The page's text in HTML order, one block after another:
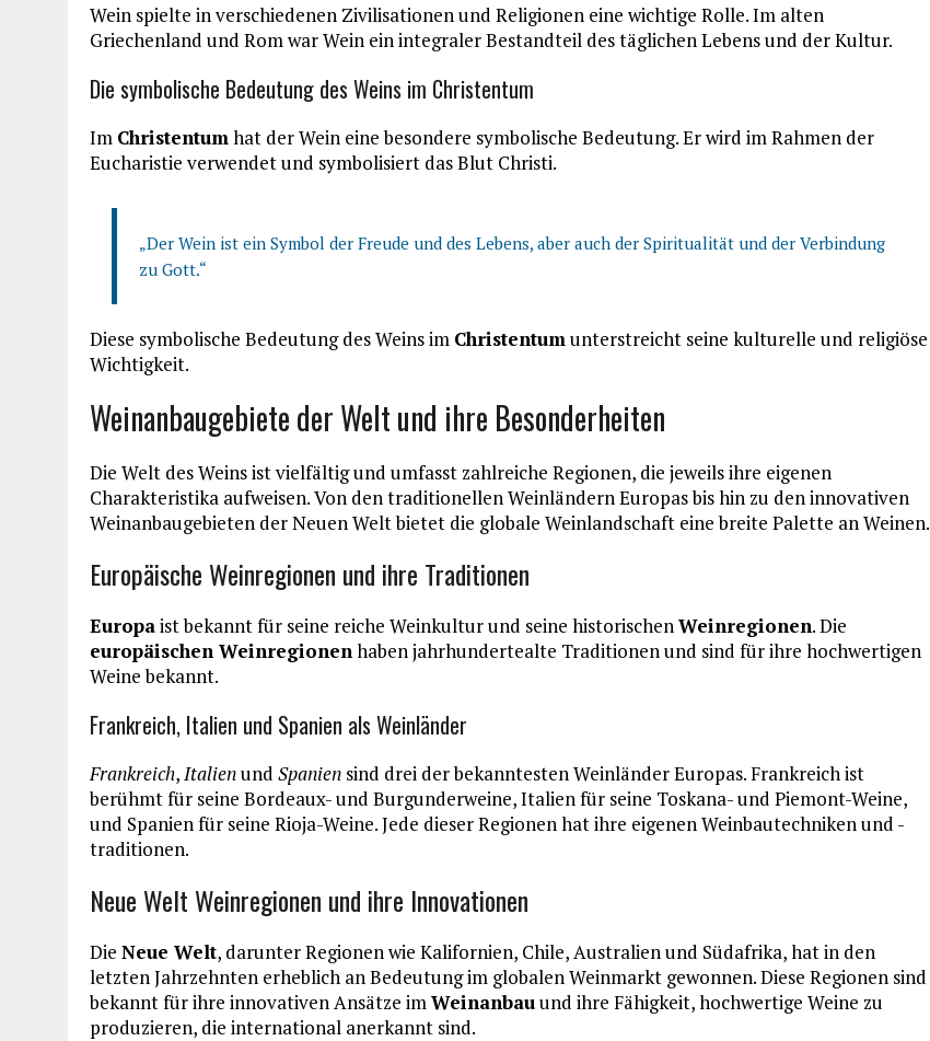
Wein spielte in verschiedenen Zivilisationen und Religionen eine wichtige Rolle. Im alten
Griechenland und Rom war Wein ein integraler Bestandteil des täglichen Lebens und der Kultur.
Die symbolische Bedeutung des Weins im Christentum
Im Christentumhat der Wein eine besondere symbolische Bedeutung. Er wird im Rahmen der
Eucharistie verwendet und symbolisiert das Blut Christi.
„Der Wein ist ein Symbol der Freude und des Lebens, aber auch der Spiritualität und der Verbindung
zu Gott.“
Diese symbolische Bedeutung des Weins im Christentumunterstreicht seine kulturelle und religiöse
Wichtigkeit.
Weinanbaugebiete der Welt und ihre Besonderheiten
Die Welt des Weins ist vielfältig und umfasst zahlreiche Regionen, die jeweils ihre eigenen
Charakteristika aufweisen. Von den traditionellen Weinländern Europas bis hin zu den innovativen
Weinanbaugebieten der Neuen Welt bietet die globale Weinlandschaft eine breite Palette an Weinen.
Europäische Weinregionen und ihre Traditionen
Europaist bekannt für seine reiche Weinkultur und seine historischenWeinregionen. Die
europäischen Weinregionenhaben jahrhundertealte Traditionen und sind für ihre hochwertigen
Weine bekannt.
Frankreich, Italien und Spanien als Weinländer
Frankreich,Italienund Spanien sind drei der bekanntesten Weinländer Europas. Frankreich ist
berühmt für seine Bordeaux- und Burgunderweine, Italien für seine Toskana- und Piemont-Weine,
und Spanien für seine Rioja-Weine. Jede dieser Regionen hat ihre eigenen Weinbautechniken und -
traditionen.
Neue Welt Weinregionen und ihre Innovationen
Die Neue Welt, darunter Regionen wie Kalifornien, Chile, Australien und Südafrika, hat in den
letzten Jahrzehnten erheblich an Bedeutung im globalen Weinmarkt gewonnen. Diese Regionen sind
bekannt für ihre innovativen Ansätze imWeinanbauund ihre Fähigkeit, hochwertige Weine zu
produzieren, die international anerkannt sind.